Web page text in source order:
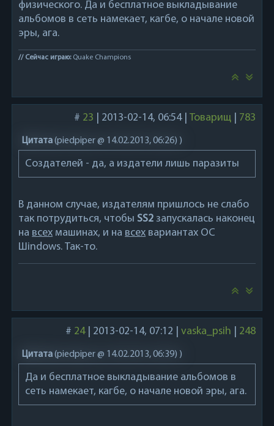
физического. Да и бесплатное выкладывание
альбомов в сеть намекает, кагбе, о начале новой
эры, ага.
// Сейчас играю:Quake Champions
# 23 2013-02-14, 06:54 Товарищ| 783
Цитата(piedpiper @ 14.02.2013, 06:26) )
Создателей - да, а издатели лишь паразиты
В данном случае, издателям пришлось не слабо
так потрудиться, чтобы SS2 запускалась наконец
на всех машинах, и на всех вариантах ОС
Шindows. Так-то.
# 24| 2013-02-14, 07:12 vaska_psih 248
Цитата(piedpiper @ 14.02.2013, 06:39) )
Да и бесплатное выкладывание альбомов в
сеть намекает, кагбе, о начале новой эры, ага.